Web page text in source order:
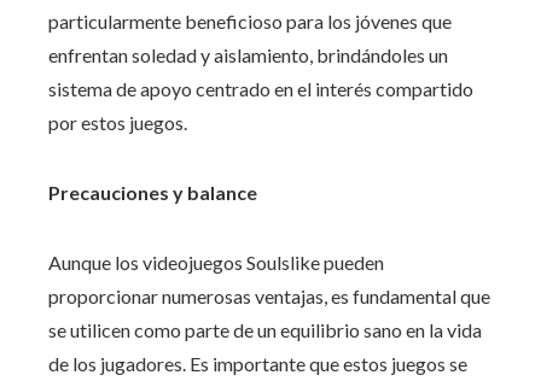
particularmente beneficioso para los jóvenes que
enfrentan soledad y aislamiento, brindándoles un
sistema de apoyo centrado en el interés compartido
por estos juegos.
Precauciones y balance
Aunque los videojuegos Soulslike pueden
proporcionar numerosas ventajas, es fundamental que
se utilicen como parte de un equilibrio sano en la vida
de los jugadores. Es importante que estos juegos se